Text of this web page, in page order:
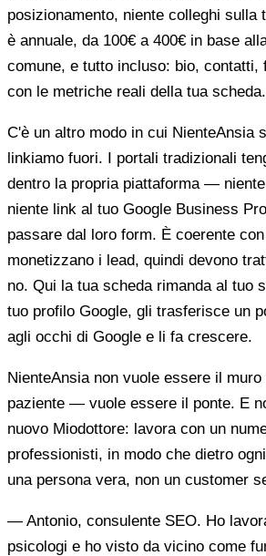
posizionamento, niente colleghi sulla
è annuale, da 100€ a 400€ in base
comune, e tutto incluso: bio, contatti,
con le metriche reali della tua scheda.
C'è un altro modo in cui NienteAnsia
linkiamo fuori. I portali tradizionali
dentro la propria piattaforma —
niente link al tuo Google Business
passare dal loro form. È coerente
monetizzano i lead, quindi devono
no. Qui la tua scheda rimanda al tuo
tuo profilo Google, gli trasferisce un
agli occhi di Google e li fa crescere.
NienteAnsia non vuole essere il
paziente — vuole essere il ponte. E
nuovo Miodottore: lavora con un
professionisti, in modo che dietro
una persona vera, non un customer
— Antonio, consulente SEO. Ho
psicologi e ho visto da vicino come